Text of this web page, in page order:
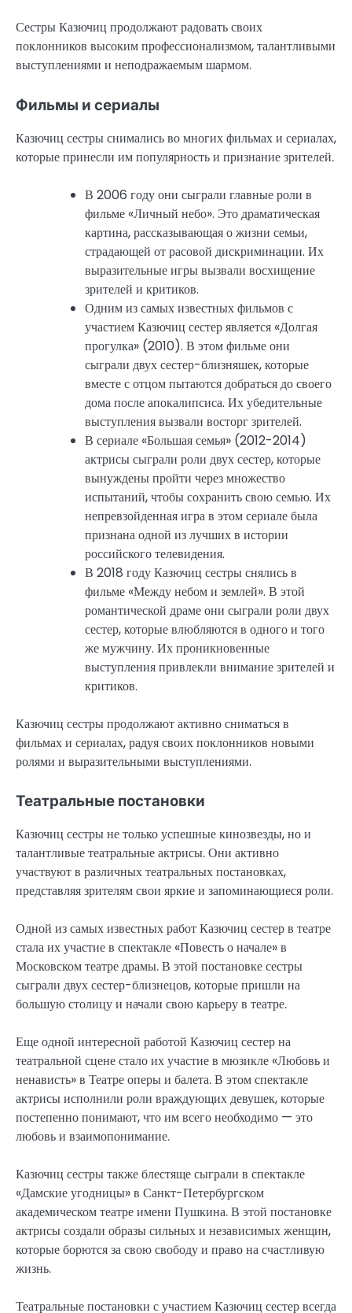
Сестры Казючиц продолжают радовать своих
поклонников высоким профессионализмом, талантливыми
выступлениями и неподражаемым шармом.
Фильмы и сериалы
Казючиц сестры снимались во многих фильмах и сериалах,
которые принесли им популярность и признание зрителей.
В 2006 году они сыграли главные роли в
фильме «Личный небо». Это драматическая
картина, рассказывающая о жизни семьи,
страдающей от расовой дискриминации. Их
выразительные игры вызвали восхищение
зрителей и критиков.
Одним из самых известных фильмов с
участием Казючиц сестер является «Долгая
прогулка» (2010). В этом фильме они
сыграли двух сестер-близняшек, которые
вместе с отцом пытаются добраться до своего
дома после апокалипсиса. Их убедительные
выступления вызвали восторг зрителей.
В сериале «Большая семья» (2012-2014)
актрисы сыграли роли двух сестер, которые
вынуждены пройти через множество
испытаний, чтобы сохранить свою семью. Их
непревзойденная игра в этом сериале была
признана одной из лучших в истории
российского телевидения.
В 2018 году Казючиц сестры снялись в
фильме «Между небом и землей». В этой
романтической драме они сыграли роли двух
сестер, которые влюбляются в одного и того
же мужчину. Их проникновенные
выступления привлекли внимание зрителей и
критиков.
Казючиц сестры продолжают активно сниматься в
фильмах и сериалах, радуя своих поклонников новыми
ролями и выразительными выступлениями.
Театральные постановки
Казючиц сестры не только успешные кинозвезды, но и
талантливые театральные актрисы. Они активно
участвуют в различных театральных постановках,
представляя зрителям свои яркие и запоминающиеся роли.
Одной из самых известных работ Казючиц сестер в театре
стала их участие в спектакле «Повесть о начале» в
Московском театре драмы. В этой постановке сестры
сыграли двух сестер-близнецов, которые пришли на
большую столицу и начали свою карьеру в театре.
Еще одной интересной работой Казючиц сестер на
театральной сцене стало их участие в мюзикле «Любовь и
ненависть» в Театре оперы и балета. В этом спектакле
актрисы исполнили роли враждующих девушек, которые
постепенно понимают, что им всего необходимо — это
любовь и взаимопонимание.
Казючиц сестры также блестяще сыграли в спектакле
«Дамские угодницы» в Санкт-Петербургском
академическом театре имени Пушкина. В этой постановке
актрисы создали образы сильных и независимых женщин,
которые борются за свою свободу и право на счастливую
жизнь.
Театральные постановки с участием Казючиц сестер всегда